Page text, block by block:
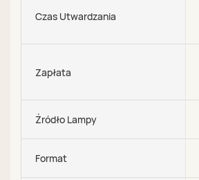
Czas Utwardzania
Zapłata
Źródło Lampy
Format